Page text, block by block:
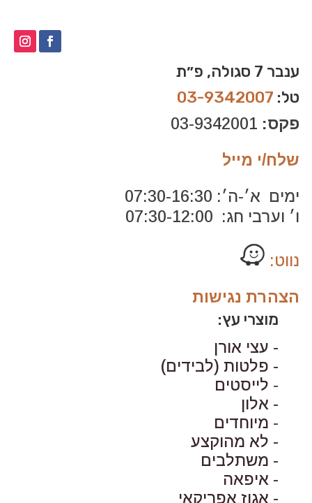
ענבר 7 סגולה, פ״ת
טל: 03-9342007
פקס:
שלח/י מייל
ימים א׳-ה׳: 07:30-16:30
ו׳ וערבי חג: 07:30-12:00
נווט:
הצהרת נגישות
מוצרי עץ:
- עצי אורן
- פלטות (לבידים)
- לייסטים
- אלון
- מיוחדים
- לא מהוקצע
- משתלבים
- איפאה
- אגוז אפריקאי